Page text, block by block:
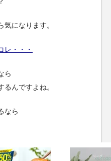
になります。
レ・・・
ら
んですよね。
なら